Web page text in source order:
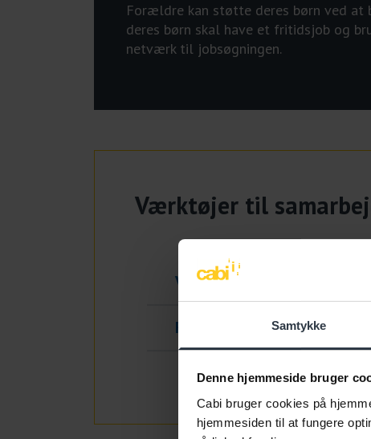
Samtykke
Denne hjemmeside bruger
Cabi bruger cookies på
hjemmesiden til at fungere
Forældre kan støtte deres børn ved at
deres børn skal have et fritidsjob og
netværk til jobsøgningen.
Værktøjer til
Værktøjskasse fra Viborg
Flowchart